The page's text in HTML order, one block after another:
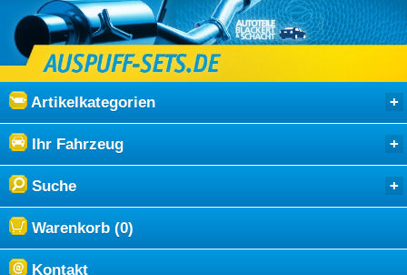
Artikelkategorien
Ihr Fahrzeug
Suche
Warenkorb (0)
Kontakt